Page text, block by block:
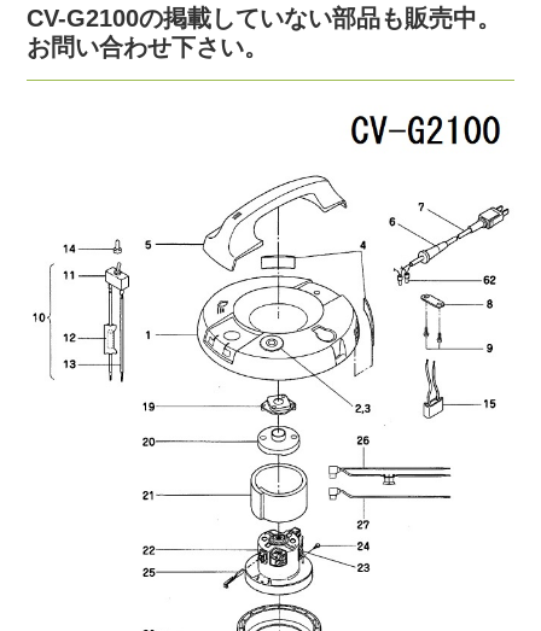
CV-G2100の掲載していない部品も販売中。
お問い合わせ下さい。